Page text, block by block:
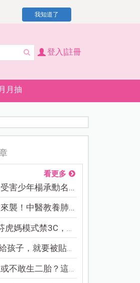
我知道了
登入|註冊
月抽
看更多
害少年楊承勳名...
襲！中醫教養肺...
媽模式禁3C，看...
子，就要被貼「...
不敢生二胎？這8...